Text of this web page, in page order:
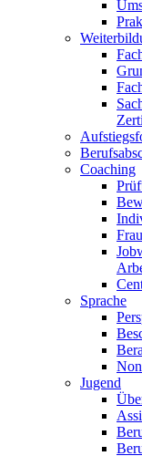
Coaching
Sprache
Jugend